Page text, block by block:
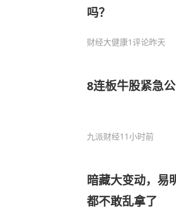
吗？
财经大健康1评论昨天
8连板牛股紧急
九派财经11小时前
暗藏大变动，易
都不敢乱拿了